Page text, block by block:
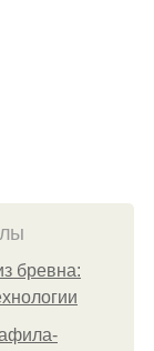
бревна: